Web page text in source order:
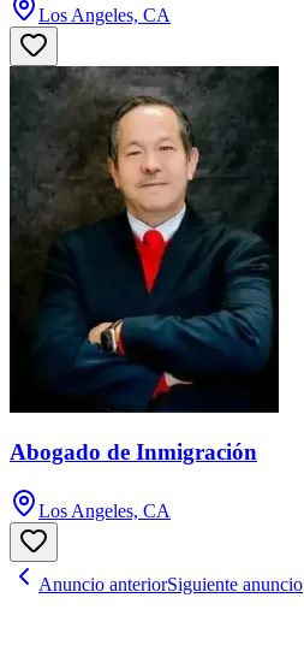
Los Angeles, CA
Abogado de Inmigración
Los Angeles, CA
Anuncio anteriorSiguiente anuncio